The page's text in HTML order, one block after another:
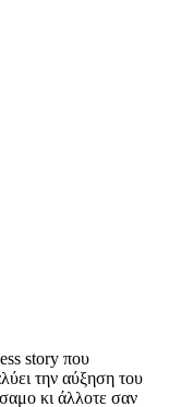
story που
την αύξηση του
κι άλλοτε σαν